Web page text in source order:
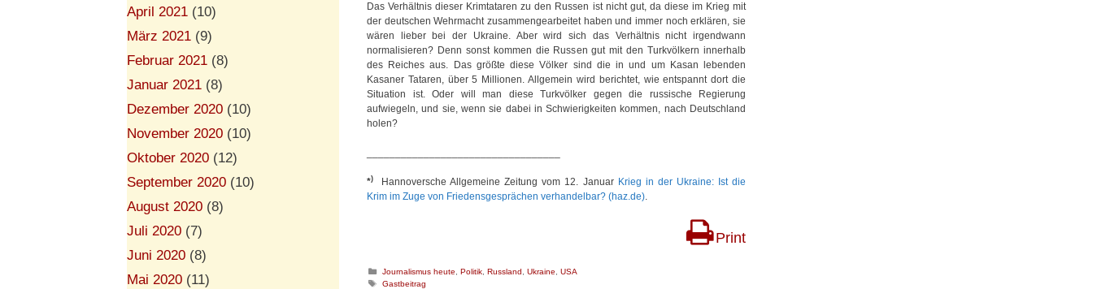
Das Verhältnis dieser Krimtataren zu den Russen ist nicht gut, da diese im Krieg mit
der deutschen Wehrmacht zusammengearbeitet haben und immer noch erklären, sie
wären lieber bei der Ukraine. Aber wird sich das Verhältnis nicht irgendwann
normalisieren? Denn sonst kommen die Russen gut mit den Turkvölkern innerhalb
des Reiches aus. Das größte diese Völker sind die in und um Kasan lebenden
Kasaner Tataren, über 5 Millionen. Allgemein wird berichtet, wie entspannt dort die
Situation ist. Oder will man diese Turkvölker gegen die russische Regierung
aufwiegeln, und sie, wenn sie dabei in Schwierigkeiten kommen, nach Deutschland
holen?
*) Hannoversche Allgemeine Zeitung vom 12. Januar Krieg in der Ukraine: Ist die
Krim im Zuge von Friedensgesprächen verhandelbar? (haz.de).
Print
K
a
Journalismus heute, Politik, Russland ,Ukraine,USA
S
Gastbeitrag
April 2021 (10)
März 2021 (9)
Februar 2021 (8)
Januar 2021 (8)
Dezember 2020 (10)
November 2020 (10)
Oktober 2020 (12)
September 2020 (10)
August 2020 (8)
Juli 2020 (7)
Juni 2020 (8)
Mai 2020 (11)